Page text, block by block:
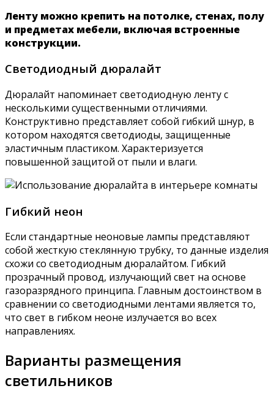
Ленту можно крепить на потолке, стенах, полу
и предметах мебели, включая встроенные
конструкции.
Светодиодный дюралайт
Дюралайт напоминает светодиодную ленту с
несколькими существенными отличиями.
Конструктивно представляет собой гибкий шнур, в
котором находятся светодиоды, защищенные
эластичным пластиком. Характеризуется
повышенной защитой от пыли и влаги.
Гибкий неон
Если стандартные неоновые лампы представляют
собой жесткую стеклянную трубку, то данные изделия
схожи со светодиодным дюралайтом. Гибкий
прозрачный провод, излучающий свет на основе
газоразрядного принципа. Главным достоинством в
сравнении со светодиодными лентами является то,
что свет в гибком неоне излучается во всех
направлениях.
Варианты размещения
светильников